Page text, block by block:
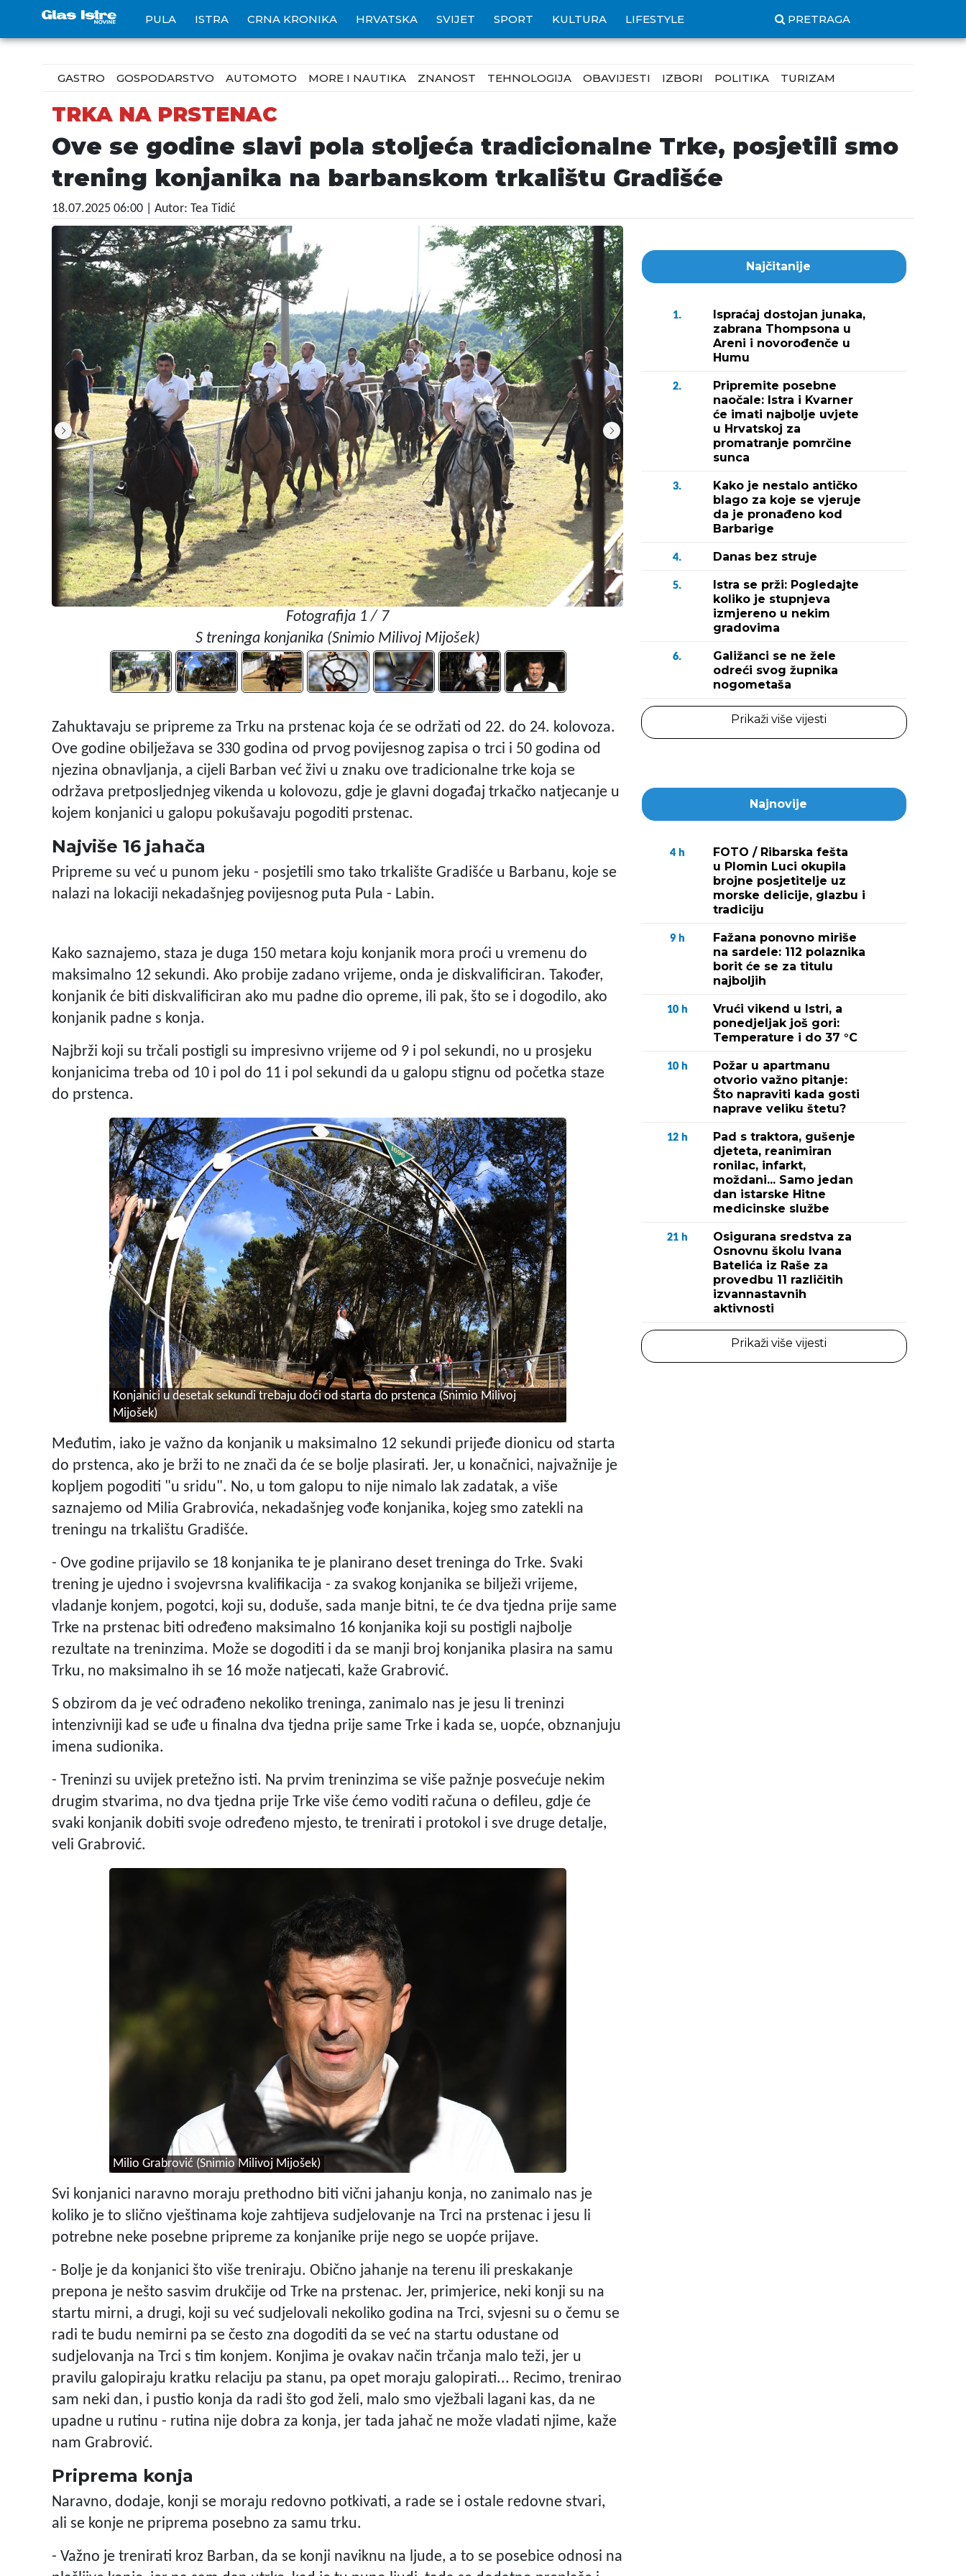
PULA ISTRA CRNA KRONIKA HRVATSKA SVIJET SPORT KULTURA LIFESTYLE PRETRAGA
GASTRO GOSPODARSTVO AUTOMOTO MORE I NAUTIKA ZNANOST TEHNOLOGIJA OBAVIJESTI IZBORI POLITIKA TURIZAM
TRKA NA PRSTENAC
Ove se godine slavi pola stoljeća tradicionalne Trke, posjetili smo
trening konjanika na barbanskom trkalištu Gradišće
18.07.2025 06:00 | Autor: Tea Tidić
Fotografija 1 / 7
S treninga konjanika (Snimio Milivoj Mijošek)
Konjanici u desetak sekundi trebaju doći od
Zahuktavaju se pripreme za Trku na prstenac koja će se održati od 22. do 24. kolovoza.
Ove godine obilježava se 330 godina od prvog povijesnog zapisa o trci i 50 godina od
njezina obnavljanja, a cijeli Barban već živi u znaku ove tradicionalne trke koja se
održava pretposljednjeg vikenda u kolovozu, gdje je glavni događaj trkačko natjecanje u
kojem konjanici u galopu pokušavaju pogoditi prstenac.
Najviše 16 jahača
Pripreme su već u punom jeku - posjetili smo tako trkalište Gradišće u Barbanu, koje se
nalazi na lokaciji nekadašnjeg povijesnog puta Pula - Labin.
Kako saznajemo, staza je duga 150 metara koju konjanik mora proći u vremenu do
maksimalno 12 sekundi. Ako probije zadano vrijeme, onda je diskvalificiran. Također,
konjanik će biti diskvalificiran ako mu padne dio opreme, ili pak, što se i dogodilo, ako
konjanik padne s konja.
Najbrži koji su trčali postigli su impresivno vrijeme od 9 i pol sekundi, no u prosjeku
konjanicima treba od 10 i pol do 11 i pol sekundi da u galopu stignu od početka staze
do prstenca.
Konjanici u desetak sekundi trebaju doći od starta do prstenca (Snimio Milivoj
Mijošek)
Međutim, iako je važno da konjanik u maksimalno 12 sekundi prijeđe dionicu od starta
do prstenca, ako je brži to ne znači da će se bolje plasirati. Jer, u konačnici, najvažnije je
kopljem pogoditi "u sridu". No, u tom galopu to nije nimalo lak zadatak, a više
saznajemo od Milia Grabrovića, nekadašnjeg vođe konjanika, kojeg smo zatekli na
treningu na trkalištu Gradišće.
- Ove godine prijavilo se 18 konjanika te je planirano deset treninga do Trke. Svaki
trening je ujedno i svojevrsna kvalifikacija - za svakog konjanika se bilježi vrijeme,
vladanje konjem, pogotci, koji su, doduše, sada manje bitni, te će dva tjedna prije same
Trke na prstenac biti određeno maksimalno 16 konjanika koji su postigli najbolje
rezultate na treninzima. Može se dogoditi i da se manji broj konjanika plasira na samu
Trku, no maksimalno ih se 16 može natjecati, kaže Grabrović.
S obzirom da je već odrađeno nekoliko treninga, zanimalo nas je jesu li treninzi
intenzivniji kad se uđe u finalna dva tjedna prije same Trke i kada se, uopće, obznanjuju
imena sudionika.
- Treninzi su uvijek pretežno isti. Na prvim treninzima se više pažnje posvećuje nekim
drugim stvarima, no dva tjedna prije Trke više ćemo voditi računa o defileu, gdje će
svaki konjanik dobiti svoje određeno mjesto, te trenirati i protokol i sve druge detalje,
veli Grabrović.
Milio Grabrović (Snimio Milivoj Mijošek)
Svi konjanici naravno moraju prethodno biti vični jahanju konja, no zanimalo nas je
koliko je to slično vještinama koje zahtijeva sudjelovanje na Trci na prstenac i jesu li
potrebne neke posebne pripreme za konjanike prije nego se uopće prijave.
- Bolje je da konjanici što više treniraju. Obično jahanje na terenu ili preskakanje
prepona je nešto sasvim drukčije od Trke na prstenac. Jer, primjerice, neki konji su na
startu mirni, a drugi, koji su već sudjelovali nekoliko godina na Trci, svjesni su o čemu se
radi te budu nemirni pa se često zna dogoditi da se već na startu odustane od
sudjelovanja na Trci s tim konjem. Konjima je ovakav način trčanja malo teži, jer u
pravilu galopiraju kratku relaciju pa stanu, pa opet moraju galopirati... Recimo, trenirao
sam neki dan, i pustio konja da radi što god želi, malo smo vježbali lagani kas, da ne
upadne u rutinu - rutina nije dobra za konja, jer tada jahač ne može vladati njime, kaže
nam Grabrović.
Priprema konja
Naravno, dodaje, konji se moraju redovno potkivati, a rade se i ostale redovne stvari,
ali se konje ne priprema posebno za samu trku.
- Važno je trenirati kroz Barban, da se konji naviknu na ljude, a to se posebice odnosi na
Najčitanije
1.
Ispraćaj dostojan junaka,
zabrana Thompsona u
Areni i novorođenče u
Humu
2.
Pripremite posebne
naočale: Istra i Kvarner
će imati najbolje uvjete
u Hrvatskoj za
promatranje pomrčine
sunca
3.
Kako je nestalo antičko
blago za koje se vjeruje
da je pronađeno kod
Barbarige
4. Danas bez struje
5.
Istra se prži: Pogledajte
koliko je stupnjeva
izmjereno u nekim
gradovima
6.
Galižanci se ne žele
odreći svog župnika
nogometaša
Prikaži više vijesti
Najnovije
4 h
FOTO / Ribarska fešta
u Plomin Luci okupila
brojne posjetitelje uz
morske delicije, glazbu i
tradiciju
9 h
Fažana ponovno miriše
na sardele: 112 polaznika
borit će se za titulu
najboljih
10 h
Vrući vikend u Istri, a
ponedjeljak još gori:
Temperature i do 37 °C
10 h
Požar u apartmanu
otvorio važno pitanje:
Što napraviti kada gosti
naprave veliku štetu?
12 h
Pad s traktora, gušenje
djeteta, reanimiran
ronilac, infarkt,
moždani... Samo jedan
dan istarske Hitne
medicinske službe
21 h
Osigurana sredstva za
Osnovnu školu Ivana
Batelića iz Raše za
provedbu 11 različitih
izvannastavnih
aktivnosti
Prikaži više vijesti